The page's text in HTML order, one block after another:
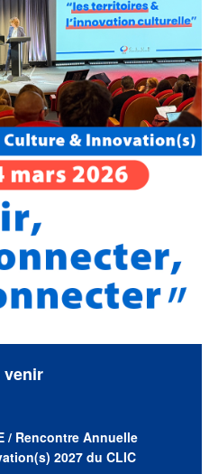
venir
/ Rencontre Annuelle
2027 du CLIC